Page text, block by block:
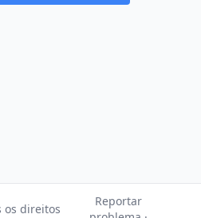
os direitos
Reportar